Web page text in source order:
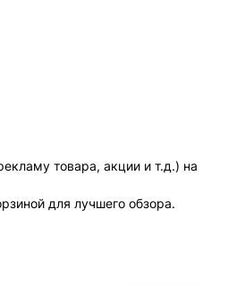
товара, акции и т.д.) на
для лучшего обзора.